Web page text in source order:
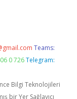
Teams:
0 726 Telegram:
Bilgi Teknolojileri
bir Yer Sağlayıcı